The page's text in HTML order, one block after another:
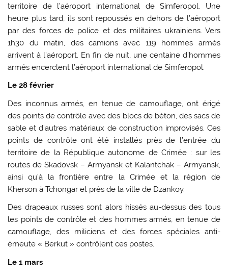
territoire de l’aéroport international de Simferopol. Une
heure plus tard, ils sont repoussés en dehors de l’aéroport
par des forces de police et des militaires ukrainiens. Vers
1h30 du matin, des camions avec 119 hommes armés
arrivent à l’aéroport. En fin de nuit, une centaine d’hommes
armés encerclent l’aéroport international de Simferopol.
Le 28 février
Des inconnus armés, en tenue de camouflage, ont érigé
des points de contrôle avec des blocs de béton, des sacs de
sable et d’autres matériaux de construction improvisés. Ces
points de contrôle ont été installés près de l’entrée du
territoire de la République autonome de Crimée : sur les
routes de Skadovsk – Armyansk et Kalantchak – Armyansk,
ainsi qu’à la frontière entre la Crimée et la région de
Kherson à Tchongar et près de la ville de Dzankoy.
Des drapeaux russes sont alors hissés au-dessus des tous
les points de contrôle et des hommes armés, en tenue de
camouflage, des miliciens et des forces spéciales anti-
émeute « Berkut » contrôlent ces postes.
Le 1 mars